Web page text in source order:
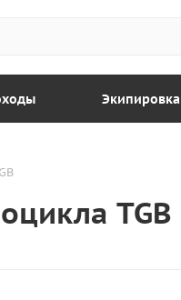
Экипировка
TGB